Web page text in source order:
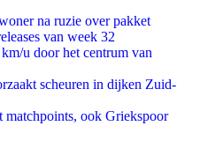
na ruzie over pakket
van week 32
u door het centrum van
scheuren in dijken Zuid-
matchpoints, ook Griekspoor